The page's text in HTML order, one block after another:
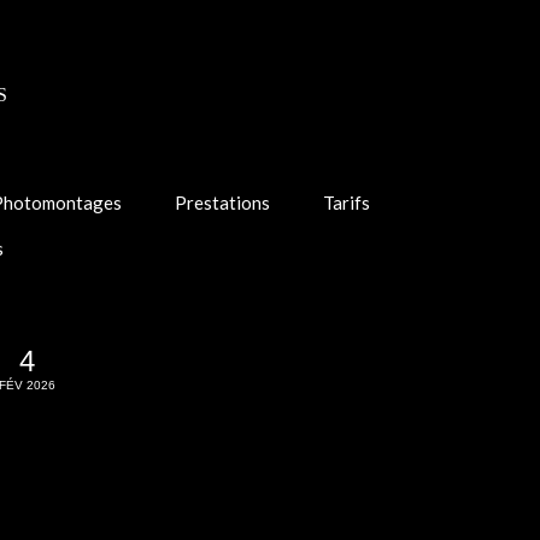
Prestations Tarifs
4
2026